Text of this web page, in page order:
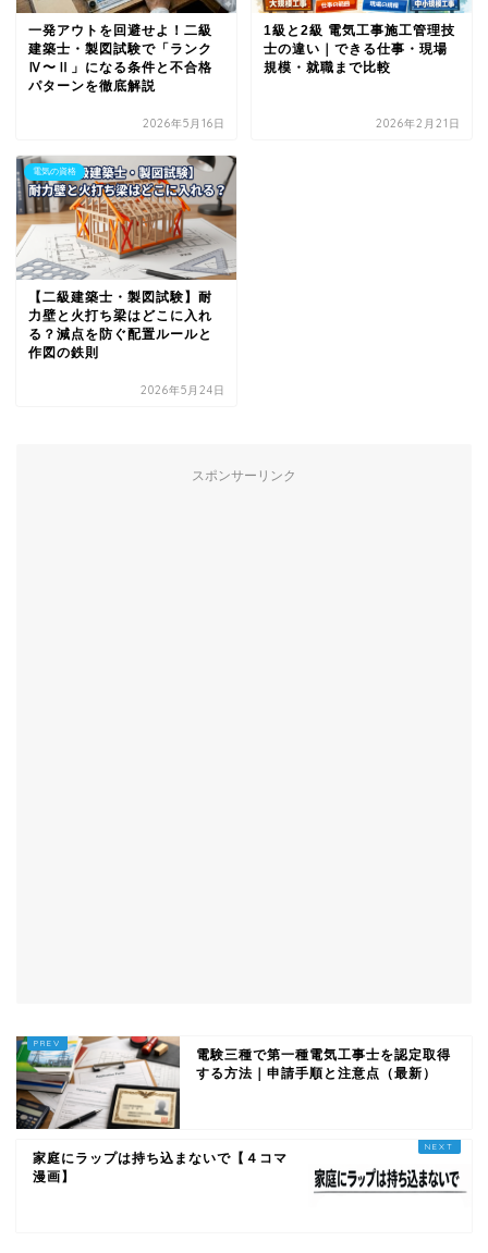
一発アウトを回避せよ！二級
建築士・製図試験で「ランク
Ⅳ〜Ⅱ」になる条件と不合格
パターンを徹底解説
2026年5月16日
1級と2級 電気工事施工管理技
士の違い｜できる仕事・現場
規模・就職まで比較
2026年2月21日
電気の資格
【二級建築士・製図試験】耐
力壁と火打ち梁はどこに入れ
る？減点を防ぐ配置ルールと
作図の鉄則
2026年5月24日
スポンサーリンク
電験三種で第一種電気工事士を認定取得
する方法｜申請手順と注意点（最新）
家庭にラップは持ち込まないで【４コマ
漫画】